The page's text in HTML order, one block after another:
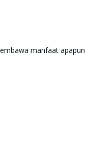
manfaat apapun